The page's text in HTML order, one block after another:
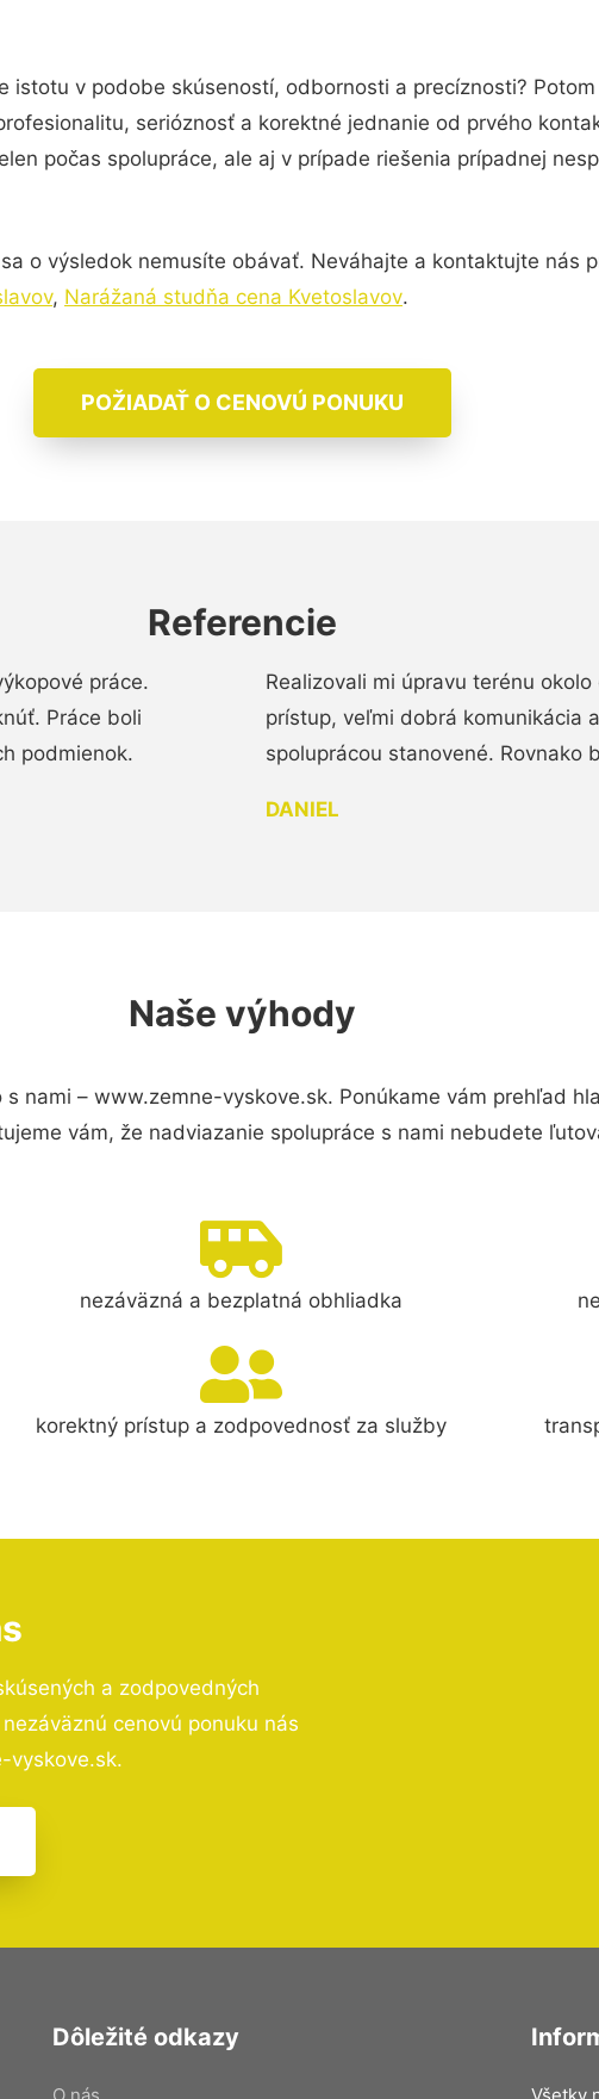
istotu v podobe skúseností, odbornosti a precíznosti?
serióznosť a korektné jednanie od prvého
počas spolupráce, ale aj v prípade riešenia prípadnej
o výsledok nemusíte obávať. Neváhajte a kontaktujte nás
, Narážaná studňa cena Kvetoslavov.
POŽIADAŤ O CENOVÚ PONUKU
Referencie
práce.
Práce boli
podmienok.
Realizovali mi úpravu terénu
prístup, veľmi dobrá komunikácia
spoluprácou stanovené. Rovnako
DANIEL
Naše výhody
nami – www.zemne-vyskove.sk. Ponúkame vám prehľad
vám, že nadviazanie spolupráce s nami nebudete
nezáväzná a bezplatná obhliadka
korektný prístup a zodpovednosť za služby
a zodpovedných
cenovú ponuku nás
vyskove.sk.
Dôležité odkazy